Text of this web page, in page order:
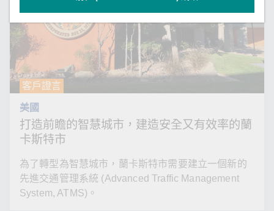
客戶證言
美國
打造前瞻的智慧城市，建造安全又有效率的蘭
卡斯特市
為了轉型為智慧城市，蘭卡斯特市需要建立一個新的
先進交通管理系統 (Advanced Traffic Management
System, ATMS)。